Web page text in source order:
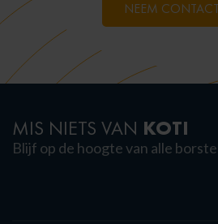
NEEM
MIS NIETS VAN KOTI
Blijf op de hoogte van alle